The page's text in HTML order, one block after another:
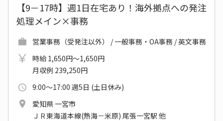
【9－17時】週1日在宅あり！海外拠点への発注
処理メイン×事務
営業事務（受発注以外） / 一般事務・OA事務 / 英文事務
時給 1,650円～1,650円
月収例 239,250円
9:00～17:00 週5日 (土日休み)
愛知県 一宮市
ＪＲ東海道本線(熱海－米原) 尾張一宮駅 他